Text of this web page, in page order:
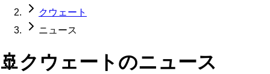
クウェート
ニュース
🚢クウェート のニュース